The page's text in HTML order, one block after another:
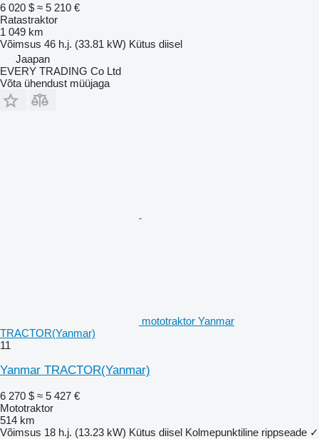
6 020 $ ≈ 5 210 €
Ratastraktor
1 049 km
Võimsus 46 h.j. (33.81 kW) Kütus diisel
Jaapan
EVERY TRADING Co Ltd
Võta ühendust müüjaga
mototraktor Yanmar
TRACTOR(Yanmar)
11
Yanmar TRACTOR(Yanmar)
6 270 $ ≈ 5 427 €
Mototraktor
514 km
Võimsus 18 h.j. (13.23 kW) Kütus diisel Kolmepunktiline rippseade ✓